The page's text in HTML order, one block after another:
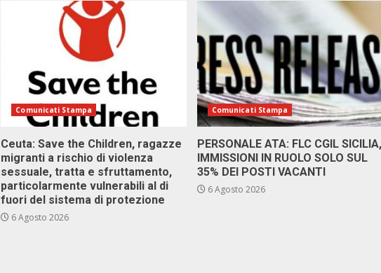
Comunicati Stampa
Ceuta: Save the Children, ragazze
migranti a rischio di violenza
sessuale, tratta e sfruttamento,
particolarmente vulnerabili al di
fuori del sistema di protezione
6 Agosto 2026
Comunicati Stampa
PERSONALE ATA: FLC CGIL SICILIA,
IMMISSIONI IN RUOLO SOLO SUL
35% DEI POSTI VACANTI
6 Agosto 2026